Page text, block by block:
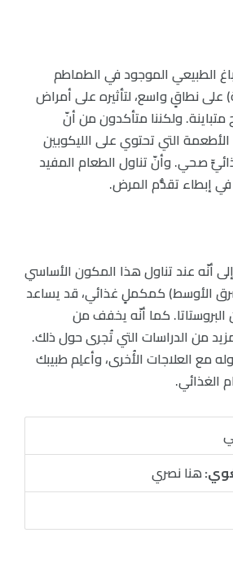
الطبيعي الموجود في الطماطم
نطاقٍ واسع، لتأثيره على أمراض
متباينة. ولكننا متأكدون من أنّ
التي تحتوي على الليكوبين
صحي. وأنّ تناول الطعام المفيد
إبطاء تقدُّم المرض.
إلى أنّه عند تناول هذا المكون الأساسي
الأوسط) كمكملٍ غذائي، قد يساعد
كما أنّه يخفف من
من الدراسات التي تُجرى حول ذلك.
مع العلاجات الأُخرى، وأعلِم طبيبك
الغذائي.
هنا نصري